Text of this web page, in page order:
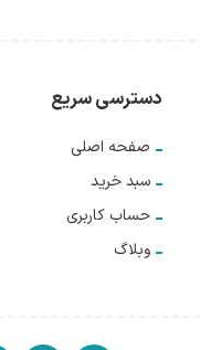
دسترسی سریع
صفحه اصلی
سبد خرید
حساب کاربری
وبلاگ